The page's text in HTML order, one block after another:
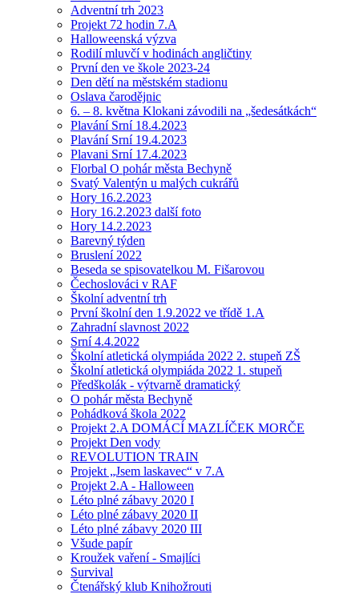
Adventní trh 2023
Projekt 72 hodin 7.A
Halloweenská výzva
Rodilí mluvčí v hodinách angličtiny
První den ve škole 2023-24
Den dětí na městském stadionu
Oslava čarodějnic
6. – 8. května Klokani závodili na „šedesátkách“
Plavání Srní 18.4.2023
Plavání Srní 19.4.2023
Plavani Srní 17.4.2023
Florbal O pohár města Bechyně
Svatý Valentýn u malých cukrářů
Hory 16.2.2023
Hory 16.2.2023 další foto
Hory 14.2.2023
Barevný týden
Bruslení 2022
Beseda se spisovatelkou M. Fišarovou
Čechoslováci v RAF
Školní adventní trh
První školní den 1.9.2022 ve třídě 1.A
Zahradní slavnost 2022
Srní 4.4.2022
Školní atletická olympiáda 2022 2. stupeň ZŠ
Školní atletická olympiáda 2022 1. stupeň
Předškolák - výtvarně dramatický
O pohár města Bechyně
Pohádková škola 2022
Projekt 2.A DOMÁCÍ MAZLÍČEK MORČE
Projekt Den vody
REVOLUTION TRAIN
Projekt „Jsem laskavec“ v 7.A
Projekt 2.A - Halloween
Léto plné zábavy 2020 I
Léto plné zábavy 2020 II
Léto plné zábavy 2020 III
Všude papír
Kroužek vaření - Smajlíci
Survival
Čtenářský klub Knihožrouti